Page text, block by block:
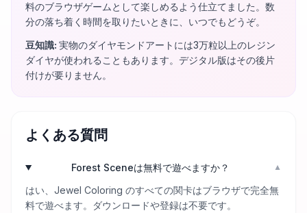
料のブラウザゲームとして楽しめるよう仕立てました。数
分の落ち着く時間を取りたいときに、いつでもどうぞ。
豆知識: 実物のダイヤモンドアートには3万粒以上のレジン
ダイヤが使われることもあります。デジタル版はその後片
付けが要りません。
よくある質問
Forest Sceneは無料で遊べますか？ ▼
はい、Jewel Coloring のすべての関卡はブラウザで完全無
料で遊べます。ダウンロードや登録は不要です。